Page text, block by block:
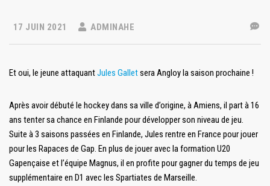
17 JUIN 2021 ADMINAHE
Et oui, le jeune attaquantJules Galletsera Angloy la saison prochaine !
Après avoir débuté le hockey dans sa ville d’origine, à Amiens, il part à 16
ans tenter sa chance en Finlande pour développer son niveau de jeu.
Suite à 3 saisons passées en Finlande, Jules rentre en France pour jouer
pour les Rapaces de Gap. En plus de jouer avec la formation U20
Gapençaise et l’équipe Magnus, il en profite pour gagner du temps de jeu
supplémentaire en D1 avec les Spartiates de Marseille.